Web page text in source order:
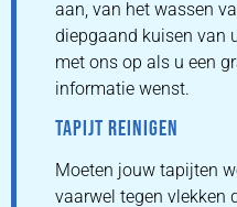
aan, van het wassen
diepgaand kuisen van
met ons op als u een
informatie wenst.
TAPIJT REINIGEN
Moeten jouw tapijten
vaarwel tegen vlekken